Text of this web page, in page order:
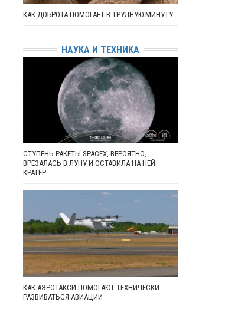
КАК ДОБРОТА ПОМОГАЕТ В ТРУДНУЮ МИНУТУ
НАУКА И ТЕХНИКА
СТУПЕНЬ РАКЕТЫ SPACEX, ВЕРОЯТНО,
ВРЕЗАЛАСЬ В ЛУНУ И ОСТАВИЛА НА НЕЙ
КРАТЕР
КАК АЭРОТАКСИ ПОМОГАЮТ ТЕХНИЧЕСКИ
РАЗВИВАТЬСЯ АВИАЦИИ